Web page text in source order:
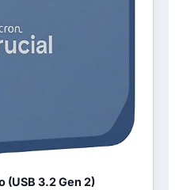
(USB 3.2 Gen 2)